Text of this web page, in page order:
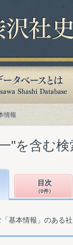
情報
"を含む検
目次
（0件）
基本情報」のある